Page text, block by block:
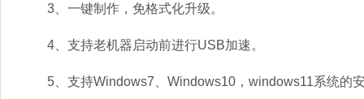
3、一键制作，免格式化升级。
4、支持老机器启动前进行USB加速。
5、支持Windows7、Windows10，windows11系统的